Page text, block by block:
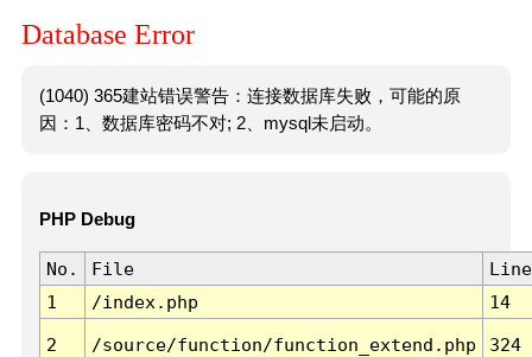
Database Error
(1040) 365建站错误警告：连接数据库失败，可能的原
因：1、数据库密码不对; 2、mysql未启动。
PHP Debug
No. File
Line
1
/index.php 14
2 /source/function/function_extend.php 324